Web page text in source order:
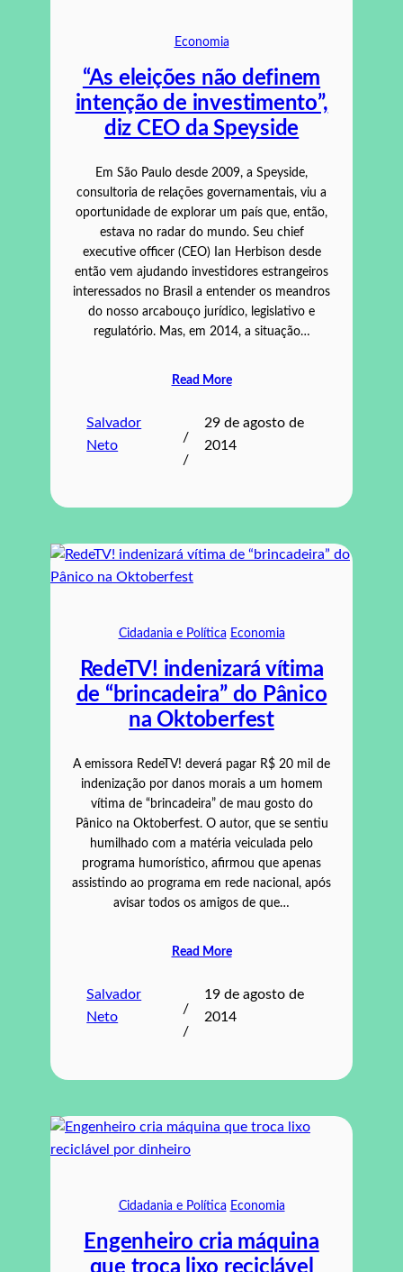
Economia
“As eleições não definem
intenção de investimento”,
diz CEO da Speyside
Em São Paulo desde 2009, a Speyside,
consultoria de relações governamentais, viu a
oportunidade de explorar um país que, então,
estava no radar do mundo. Seu chief
executive officer (CEO) Ian Herbison desde
então vem ajudando investidores estrangeiros
interessados no Brasil a entender os meandros
do nosso arcabouço jurídico, legislativo e
regulatório. Mas, em 2014, a situação…
Read More
Salvador
Neto
/
/
29 de agosto de
2014
Cidadania e Política Economia
RedeTV! indenizará vítima
de “brincadeira” do Pânico
na Oktoberfest
A emissora RedeTV! deverá pagar R$ 20 mil de
indenização por danos morais a um homem
vítima de “brincadeira” de mau gosto do
Pânico na Oktoberfest. O autor, que se sentiu
humilhado com a matéria veiculada pelo
programa humorístico, afirmou que apenas
assistindo ao programa em rede nacional, após
avisar todos os amigos de que…
Read More
Salvador
Neto
/
/
19 de agosto de
2014
Cidadania e Política Economia
Engenheiro cria máquina
que troca lixo reciclável